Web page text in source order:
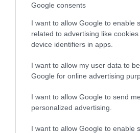
Google consents
I want to allow Google to enable
related to advertising like
device identifiers in apps.
I want to allow my user data to
Google for online advertising
I want to allow Google to send me
personalized advertising.
I want to allow Google to enable